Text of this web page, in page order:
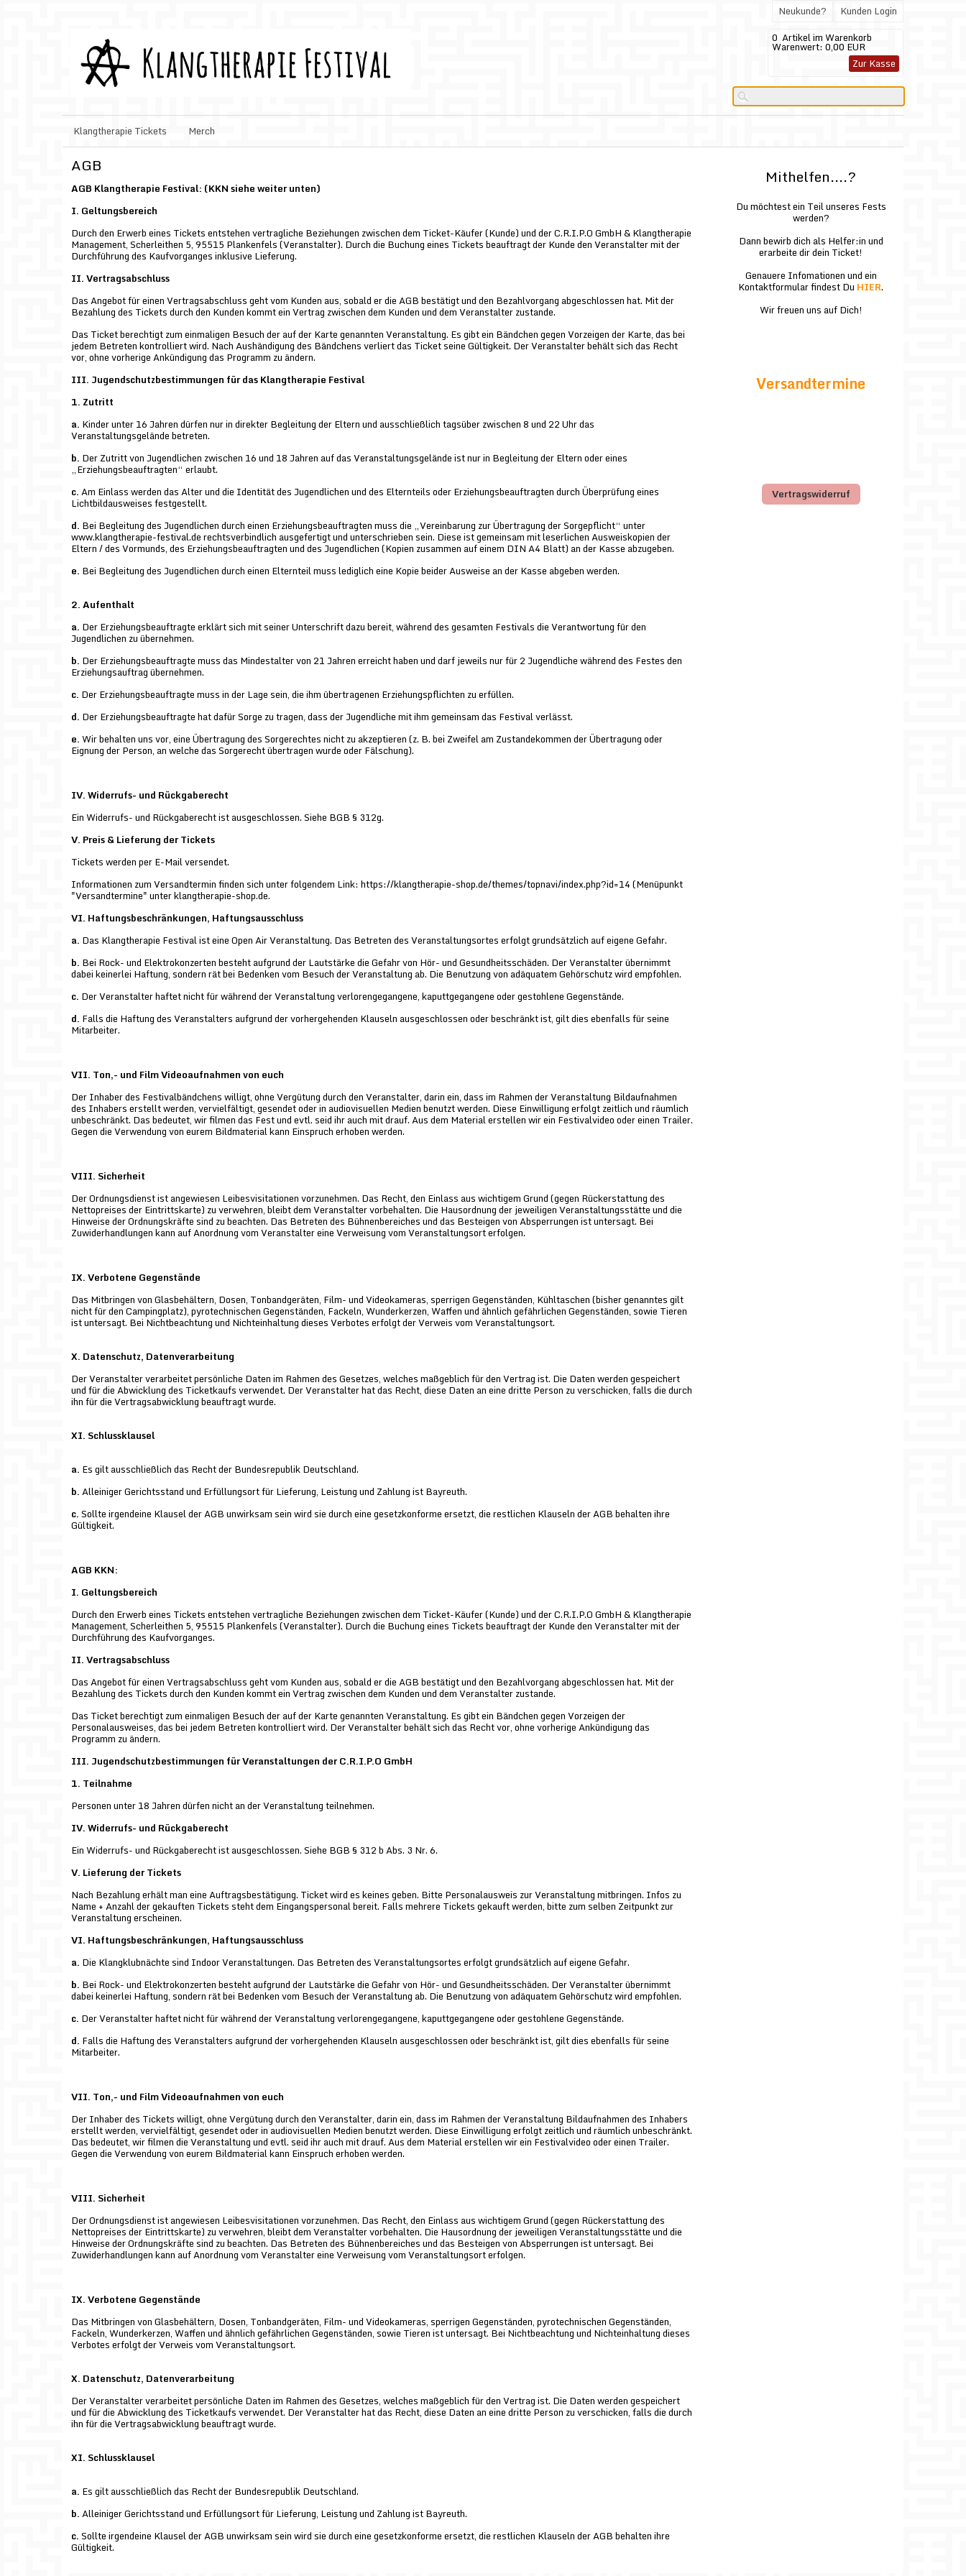
Kunden Login
Neukunde?
0 Artikel im Warenkorb
Warenwert: 0,00 EUR
Zur Kasse
Klangtherapie Tickets Merch
AGB
AGB Klangtherapie Festival: (KKN siehe weiter unten)
I. Geltungsbereich
Durch den Erwerb eines Tickets entstehen vertragliche Beziehungen zwischen dem Ticket-Käufer (Kunde) und der C.R.I.P.O GmbH & Klangtherapie
Management, Scherleithen 5, 95515 Plankenfels (Veranstalter). Durch die Buchung eines Tickets beauftragt der Kunde den Veranstalter mit der
Durchführung des Kaufvorganges inklusive Lieferung.
II. Vertragsabschluss
Das Angebot für einen Vertragsabschluss geht vom Kunden aus, sobald er die AGB bestätigt und den Bezahlvorgang abgeschlossen hat. Mit der
Bezahlung des Tickets durch den Kunden kommt ein Vertrag zwischen dem Kunden und dem Veranstalter zustande.
Das Ticket berechtigt zum einmaligen Besuch der auf der Karte genannten Veranstaltung. Es gibt ein Bändchen gegen Vorzeigen der Karte, das bei
jedem Betreten kontrolliert wird. Nach Aushändigung des Bändchens verliert das Ticket seine Gültigkeit. Der Veranstalter behält sich das Recht
vor, ohne vorherige Ankündigung das Programm zu ändern.
III. Jugendschutzbestimmungen für das Klangtherapie Festival
1. Zutritt
a. Kinder unter 16 Jahren dürfen nur in direkter Begleitung der Eltern und ausschließlich tagsüber zwischen 8 und 22 Uhr das
Veranstaltungsgelände betreten.
b. Der Zutritt von Jugendlichen zwischen 16 und 18 Jahren auf das Veranstaltungsgelände ist nur in Begleitung der Eltern oder eines
„Erziehungsbeauftragten“ erlaubt.
c.Am Einlass werden das Alter und die Identität des Jugendlichen und des Elternteils oder Erziehungsbeauftragten durch Überprüfung eines
Lichtbildausweises festgestellt.
d. Bei Begleitung des Jugendlichen durch einen Erziehungsbeauftragten muss die „Vereinbarung zur Übertragung der Sorgepflicht“ unter
www.klangtherapie-festival.derechtsverbindlich ausgefertigt und unterschrieben sein. Diese ist gemeinsam mit leserlichen Ausweiskopien der
Eltern / des Vormunds, des Erziehungsbeauftragten und des Jugendlichen (Kopien zusammen auf einem DIN A4 Blatt) an der Kasse abzugeben.
e. Bei Begleitung des Jugendlichen durch einen Elternteil muss lediglich eine Kopie beider Ausweise an der Kasse abgeben werden.
2. Aufenthalt
a. Der Erziehungsbeauftragte erklärt sich mit seiner Unterschrift dazu bereit, während des gesamten Festivals die Verantwortung für den
Jugendlichen zu übernehmen.
b. Der Erziehungsbeauftragte muss das Mindestalter von 21 Jahren erreicht haben und darf jeweils nur für 2 Jugendliche während des Festes den
Erziehungsauftrag übernehmen.
c. Der Erziehungsbeauftragte muss in der Lage sein, die ihm übertragenen Erziehungspflichten zu erfüllen.
d. Der Erziehungsbeauftragte hat dafür Sorge zu tragen, dass der Jugendliche mit ihm gemeinsam das Festival verlässt.
e.Wir behalten uns vor, eine Übertragung des Sorgerechtes nicht zu akzeptieren (z. B. bei Zweifel am Zustandekommen der Übertragung oder
Eignung der Person, an welche das Sorgerecht übertragen wurde oder Fälschung).
IV. Widerrufs- und Rückgaberecht
Ein Widerrufs- und Rückgaberecht ist ausgeschlossen. Siehe BGB § 312g.
V. Preis & Lieferung der Tickets
Tickets werden per E-Mail versendet.
Informationen zum Versandtermin finden sich unter folgendem Link: https://klangtherapie-shop.de/themes/topnavi/index.php?id=14 (Menüpunkt
"Versandtermine" unter klangtherapie-shop.de.
VI. Haftungsbeschränkungen, Haftungsausschluss
a. Das Klangtherapie Festival ist eine Open Air Veranstaltung. Das Betreten des Veranstaltungsortes erfolgt grundsätzlich auf eigene Gefahr.
b. Bei Rock- und Elektrokonzerten besteht aufgrund der Lautstärke die Gefahr von Hör- und Gesundheitsschäden. Der Veranstalter übernimmt
dabei keinerlei Haftung, sondern rät bei Bedenken vom Besuch der Veranstaltung ab. Die Benutzung von adäquatem Gehörschutz wird empfohlen.
c. Der Veranstalter haftet nicht für während der Veranstaltung verlorengegangene, kaputtgegangene oder gestohlene Gegenstände.
d. Falls die Haftung des Veranstalters aufgrund der vorhergehenden Klauseln ausgeschlossen oder beschränkt ist, gilt dies ebenfalls für seine
Mitarbeiter.
VII. Ton,- und Film Videoaufnahmen von euch
Der Inhaber des Festivalbändchens willigt, ohne Vergütung durch den Veranstalter, darin ein, dass im Rahmen der Veranstaltung Bildaufnahmen
des Inhabers erstellt werden, vervielfältigt, gesendet oder in audiovisuellen Medien benutzt werden. Diese Einwilligung erfolgt zeitlich und räumlich
unbeschränkt. Das bedeutet, wir filmen das Fest und evtl. seid ihr auch mit drauf. Aus dem Material erstellen wir ein Festivalvideo oder einen Trailer.
Gegen die Verwendung von eurem Bildmaterial kann Einspruch erhoben werden.
VIII. Sicherheit
Der Ordnungsdienst ist angewiesen Leibesvisitationen vorzunehmen. Das Recht, den Einlass aus wichtigem Grund (gegen Rückerstattung des
Nettopreises der Eintrittskarte) zu verwehren, bleibt dem Veranstalter vorbehalten. Die Hausordnung der jeweiligen Veranstaltungsstätte und die
Hinweise der Ordnungskräfte sind zu beachten. Das Betreten des Bühnenbereiches und das Besteigen von Absperrungen ist untersagt. Bei
Zuwiderhandlungen kann auf Anordnung vom Veranstalter eine Verweisung vom Veranstaltungsort erfolgen.
IX. Verbotene Gegenstände
Das Mitbringen von Glasbehältern, Dosen, Tonbandgeräten, Film- und Videokameras, sperrigen Gegenständen, Kühltaschen (bisher genanntes gilt
nicht für den Campingplatz), pyrotechnischen Gegenständen, Fackeln, Wunderkerzen, Waffen und ähnlich gefährlichen Gegenständen, sowie Tieren
ist untersagt. Bei Nichtbeachtung und Nichteinhaltung dieses Verbotes erfolgt der Verweis vom Veranstaltungsort.
X. Datenschutz, Datenverarbeitung
Der Veranstalter verarbeitet persönliche Daten im Rahmen des Gesetzes, welches maßgeblich für den Vertrag ist. Die Daten werden gespeichert
und für die Abwicklung des Ticketkaufs verwendet. Der Veranstalter hat das Recht, diese Daten an eine dritte Person zu verschicken, falls die durch
ihn für die Vertragsabwicklung beauftragt wurde.
XI. Schlussklausel
a. Es gilt ausschließlich das Recht der Bundesrepublik Deutschland.
b.Alleiniger Gerichtsstand und Erfüllungsort für Lieferung, Leistung und Zahlung ist Bayreuth.
c.Sollte irgendeine Klausel der AGB unwirksam sein wird sie durch eine gesetzkonforme ersetzt, die restlichen Klauseln der AGB behalten ihre
Gültigkeit.
AGB KKN:
I. Geltungsbereich
Durch den Erwerb eines Tickets entstehen vertragliche Beziehungen zwischen dem Ticket-Käufer (Kunde) und der C.R.I.P.O GmbH & Klangtherapie
Management, Scherleithen 5, 95515 Plankenfels (Veranstalter). Durch die Buchung eines Tickets beauftragt der Kunde den Veranstalter mit der
Durchführung des Kaufvorganges.
II. Vertragsabschluss
Das Angebot für einen Vertragsabschluss geht vom Kunden aus, sobald er die AGB bestätigt und den Bezahlvorgang abgeschlossen hat. Mit der
Bezahlung des Tickets durch den Kunden kommt ein Vertrag zwischen dem Kunden und dem Veranstalter zustande.
Das Ticket berechtigt zum einmaligen Besuch der auf der Karte genannten Veranstaltung. Es gibt ein Bändchen gegen Vorzeigen der
Personalausweises, das bei jedem Betreten kontrolliert wird. Der Veranstalter behält sich das Recht vor, ohne vorherige Ankündigung das
Programm zu ändern.
III. Jugendschutzbestimmungen für Veranstaltungen der C.R.I.P.O GmbH
1. Teilnahme
Personen unter 18 Jahren dürfen nicht an der Veranstaltung teilnehmen.
IV. Widerrufs- und Rückgaberecht
Ein Widerrufs- und Rückgaberecht ist ausgeschlossen. Siehe BGB § 312 b Abs. 3 Nr. 6.
V. Lieferung der Tickets
Nach Bezahlung erhält man eine Auftragsbestätigung. Ticket wird es keines geben. Bitte Personalausweis zur Veranstaltung mitbringen. Infos zu
Name + Anzahl der gekauften Tickets steht dem Eingangspersonal bereit. Falls mehrere Tickets gekauft werden, bitte zum selben Zeitpunkt zur
Veranstaltung erscheinen.
VI. Haftungsbeschränkungen, Haftungsausschluss
a. Die Klangklubnächte sind Indoor Veranstaltungen. Das Betreten des Veranstaltungsortes erfolgt grundsätzlich auf eigene Gefahr.
b. Bei Rock- und Elektrokonzerten besteht aufgrund der Lautstärke die Gefahr von Hör- und Gesundheitsschäden. Der Veranstalter übernimmt
dabei keinerlei Haftung, sondern rät bei Bedenken vom Besuch der Veranstaltung ab. Die Benutzung von adäquatem Gehörschutz wird empfohlen.
c. Der Veranstalter haftet nicht für während der Veranstaltung verlorengegangene, kaputtgegangene oder gestohlene Gegenstände.
d. Falls die Haftung des Veranstalters aufgrund der vorhergehenden Klauseln ausgeschlossen oder beschränkt ist, gilt dies ebenfalls für seine
Mitarbeiter.
VII. Ton,- und Film Videoaufnahmen von euch
Der Inhaber des Tickets willigt, ohne Vergütung durch den Veranstalter, darin ein, dass im Rahmen der Veranstaltung Bildaufnahmen des Inhabers
erstellt werden, vervielfältigt, gesendet oder in audiovisuellen Medien benutzt werden. Diese Einwilligung erfolgt zeitlich und räumlich unbeschränkt.
Das bedeutet, wir filmen die Veranstaltung und evtl. seid ihr auch mit drauf. Aus dem Material erstellen wir ein Festivalvideo oder einen Trailer.
Gegen die Verwendung von eurem Bildmaterial kann Einspruch erhoben werden.
VIII. Sicherheit
Der Ordnungsdienst ist angewiesen Leibesvisitationen vorzunehmen. Das Recht, den Einlass aus wichtigem Grund (gegen Rückerstattung des
Nettopreises der Eintrittskarte) zu verwehren, bleibt dem Veranstalter vorbehalten. Die Hausordnung der jeweiligen Veranstaltungsstätte und die
Hinweise der Ordnungskräfte sind zu beachten. Das Betreten des Bühnenbereiches und das Besteigen von Absperrungen ist untersagt. Bei
Zuwiderhandlungen kann auf Anordnung vom Veranstalter eine Verweisung vom Veranstaltungsort erfolgen.
IX. Verbotene Gegenstände
Das Mitbringen von Glasbehältern, Dosen, Tonbandgeräten, Film- und Videokameras, sperrigen Gegenständen, pyrotechnischen Gegenständen,
Fackeln, Wunderkerzen, Waffen und ähnlich gefährlichen Gegenständen, sowie Tieren ist untersagt. Bei Nichtbeachtung und Nichteinhaltung dieses
Verbotes erfolgt der Verweis vom Veranstaltungsort.
X. Datenschutz, Datenverarbeitung
Der Veranstalter verarbeitet persönliche Daten im Rahmen des Gesetzes, welches maßgeblich für den Vertrag ist. Die Daten werden gespeichert
und für die Abwicklung des Ticketkaufs verwendet. Der Veranstalter hat das Recht, diese Daten an eine dritte Person zu verschicken, falls die durch
ihn für die Vertragsabwicklung beauftragt wurde.
XI. Schlussklausel
a. Es gilt ausschließlich das Recht der Bundesrepublik Deutschland.
b.Alleiniger Gerichtsstand und Erfüllungsort für Lieferung, Leistung und Zahlung ist Bayreuth.
c.Sollte irgendeine Klausel der AGB unwirksam sein wird sie durch eine gesetzkonforme ersetzt, die restlichen Klauseln der AGB behalten ihre
Gültigkeit.
Mithelfen....?
Du möchtest ein Teil unseres Fests
werden?
Dann bewirb dich als Helfer:in und
erarbeite dir dein Ticket!
Genauere Infomationen und ein
Kontaktformular findest Du HIER.
Wir freuen uns auf Dich!
Versandtermine
Vertragswiderruf